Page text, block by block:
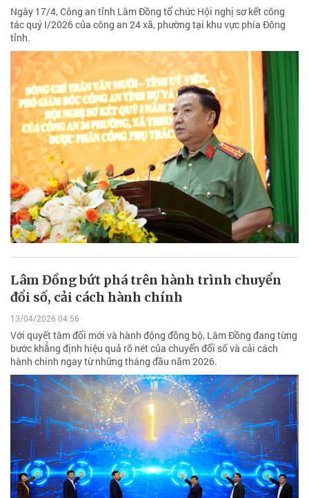
Ngày 17/4, Công an tỉnh Lâm Đồng tổ chức Hội nghị sơ kết công
tác quý I/2026 của công an 24 xã, phường tại khu vực phía Đông
tỉnh.
Lâm Đồng bứt phá trên hành trình chuyển
đổi số, cải cách hành chính
13/04/2026 04:56
Với quyết tâm đổi mới và hành động đồng bộ, Lâm Đồng đang từng
bước khẳng định hiệu quả rõ nét của chuyển đổi số và cải cách
hành chính ngay từ những tháng đầu năm 2026.